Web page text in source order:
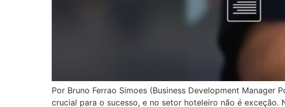
Por Bruno Ferrao Simoes (Business Development Manager
crucial para o sucesso, e no setor hoteleiro não é